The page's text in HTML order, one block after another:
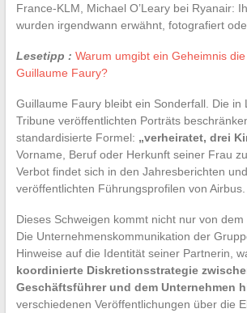
France-KLM, Michael O’Leary bei Ryanair:
wurden irgendwann erwähnt, fotografiert
Lesetipp : Warum umgibt ein Geheimnis
Guillaume Faury?
Guillaume Faury bleibt ein Sonderfall. Die in
Tribune veröffentlichten Porträts
standardisierte Formel: „verheiratet, drei
Vorname, Beruf oder Herkunft seiner Frau
Verbot findet sich in den Jahresberichten
veröffentlichten Führungsprofilen von Airbus.
Dieses Schweigen kommt nicht nur von dem
Die Unternehmenskommunikation der
Hinweise auf die Identität seiner Partnerin,
koordinierte Diskretionsstrategie
Geschäftsführer und dem Unternehmen
verschiedenen Veröffentlichungen über die